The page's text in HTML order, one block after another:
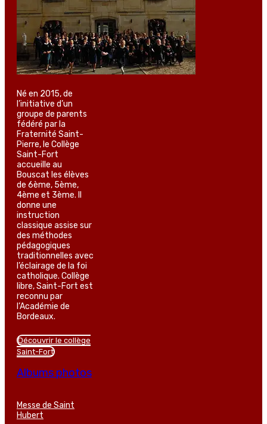
Né en 2015, de
l’initiative d’un
groupe de parents
fédéré par la
Fraternité Saint-
Pierre, le Collège
Saint-Fort
accueille au
Bouscat les élèves
de 6ème, 5ème,
4ème et 3ème. Il
donne une
instruction
classique assise sur
des méthodes
pédagogiques
traditionnelles avec
l’éclairage de la foi
catholique. Collège
libre, Saint-Fort est
reconnu par
l’Académie de
Bordeaux.
Découvrir le collège
Saint-Fort
Albums photos
Messe de Saint
Hubert